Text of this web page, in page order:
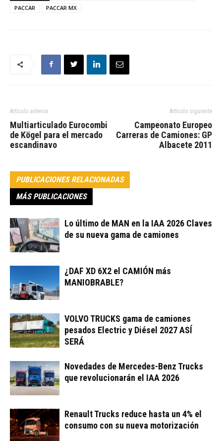
PACCAR
PACCAR MX
Artículo anterior
Multiarticulado Eurocombi
de Kögel para el mercado
escandinavo
Artículo siguiente
Campeonato Europeo
Carreras de Camiones: GP
Albacete 2011
PUBLICACIONES RELACIONADAS
MÁS PUBLICACIONES
Lo último de MAN en la IAA 2026 Claves
de su nueva gama de camiones
¿DAF XD 6X2 el CAMIÓN más
MANIOBRABLE?
VOLVO TRUCKS gama de camiones
pesados Electric y Diésel 2027 ASÍ
SERÁ
Novedades de Mercedes-Benz Trucks
que revolucionarán el IAA 2026
Renault Trucks reduce hasta un 4% el
consumo con su nueva motorización